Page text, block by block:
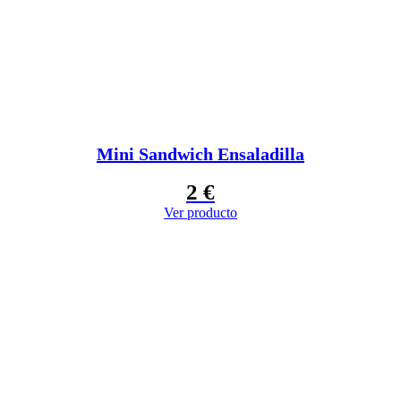
Mini Sandwich Ensaladilla
2 €
Ver producto